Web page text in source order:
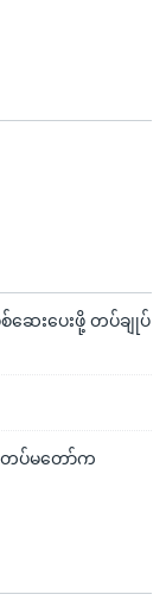
ဆေးပေးဖို့ တပ်ချုပ်
တပ်မတော်က